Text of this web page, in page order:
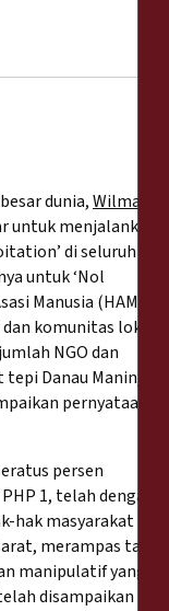
dunia,Wilmar
untuk menjalankan
di seluruh
untuk ‘Nol
Manusia (HAM)
komunitas lokal -
NGO dan
Danau Maninjau,
pernyataan-
persen
1, telah dengan
hak masyarakat
merampas tanah
manipulatif yang
disampaikan